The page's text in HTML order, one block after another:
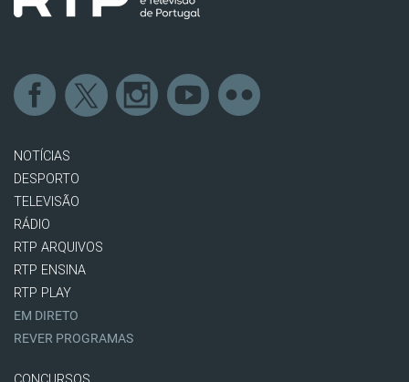
NOTÍCIAS
DESPORTO
TELEVISÃO
RÁDIO
RTP ARQUIVOS
RTP ENSINA
RTP PLAY
EM DIRETO
REVER PROGRAMAS